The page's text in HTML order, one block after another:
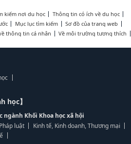
kiếm nơi du học
Thông tin có ích về du học
Mục lục tìm kiếm
Sơ đồ của trang web
thông tin cá nhân Về môi trường tương thích
học】
ngành Khối Khoa học xã hội
Pháp luật
Kinh tế, Kinh doanh, Thương mại